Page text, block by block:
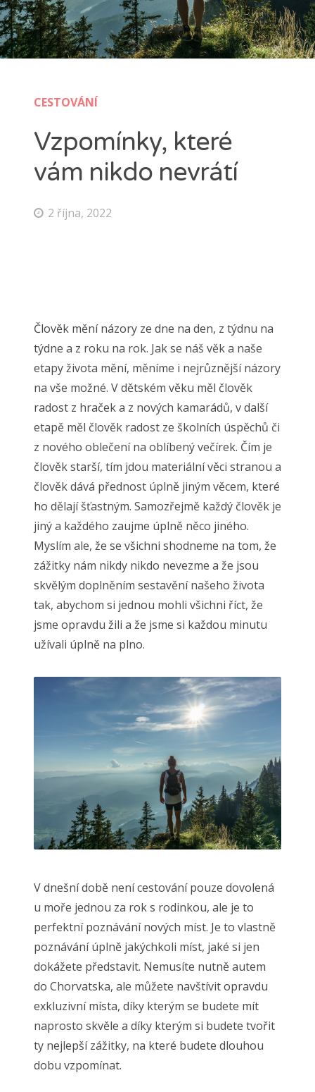
CESTOVÁNÍ
Vzpomínky, které
vám nikdo nevrátí
2 října, 2022
Člověk mění názory ze dne na den, z týdnu na
týdne a z roku na rok. Jak se náš věk a naše
etapy života mění, měníme i nejrůznější názory
na vše možné. V dětském věku měl člověk
radost z hraček a z nových kamarádů, v další
etapě měl člověk radost ze školních úspěchů či
z nového oblečení na oblíbený večírek. Čím je
člověk starší, tím jdou materiální věci stranou a
člověk dává přednost úplně jiným věcem, které
ho dělají šťastným. Samozřejmě každý člověk je
jiný a každého zaujme úplně něco jiného.
Myslím ale, že se všichni shodneme na tom, že
zážitky nám nikdy nikdo nevezme a že jsou
skvělým doplněním sestavění našeho života
tak, abychom si jednou mohli všichni říct, že
jsme opravdu žili a že jsme si každou minutu
užívali úplně na plno.
V dnešní době není cestování pouze dovolená
u moře jednou za rok s rodinkou, ale je to
perfektní poznávání nových míst. Je to vlastně
poznávání úplně jakýchkoli míst, jaké si jen
dokážete představit. Nemusíte nutně autem
do Chorvatska, ale můžete navštívit opravdu
exkluzivní místa, díky kterým se budete mít
naprosto skvěle a díky kterým si budete tvořit
ty nejlepší zážitky, na které budete dlouhou
dobu vzpomínat.